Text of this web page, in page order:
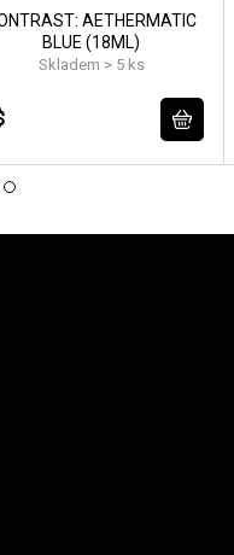
AETHERMATIC
BLUE (18ML)
Skladem > 5 ks